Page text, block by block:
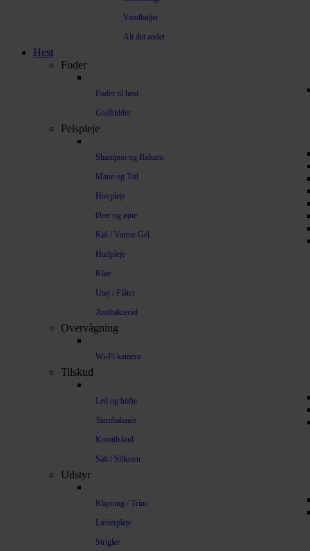
Vandbaljer
Alt det andet
Hest
Foder
Foder til hest
Godbidder
Pelspleje
Shampoo og Balsam
Mane og Tail
Hovpleje
Ører og øjne
Køl / Varme Gel
Hudpleje
Kløe
Utøj / Flåter
Antibakteriel
Overvågning
Wi-Fi kamera
Tilskud
Led og hofte
Tarmbalance
Kosttilskud
Salt / Sliksten
Udstyr
Klipning / Trim
Læderpleje
Strigler